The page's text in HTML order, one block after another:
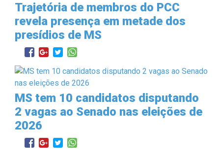
Trajetória de membros do PCC
revela presença em metade dos
presídios de MS
MS tem 10 candidatos disputando
2 vagas ao Senado nas eleições de
2026